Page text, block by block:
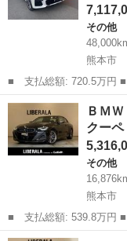
その他
熊本市
■ 支払総額: 720.5万円 ■ 車両本体価格： 7,117,000 円 ■ メーカ
ー名： ＢＭＷ ■ 車種
ｅ ３５ｄ Ｍスポー
熊本 熊本市
ＢＭ
クー
その他
熊本市
■ 支払総額: 539.8万円 ■ 車両本体価格： 5,316,000 円 ■ メーカ
ー名： ＢＭＷ ■ 車種
熊本 熊本市